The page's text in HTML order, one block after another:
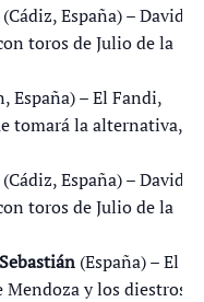
(Cádiz, España) – David
toros de Julio de la
España) – El Fandi,
tomará la alternativa,
(Cádiz, España) – David
toros de Julio de la
(España) – El
y los diestros